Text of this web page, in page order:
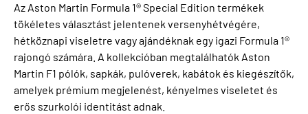
Az Aston Martin Formula 1® Special Edition termékek
tökéletes választást jelentenek versenyhétvégére,
hétköznapi viseletre vagy ajándéknak egy igazi Formula 1®
rajongó számára. A kollekcióban megtalálhatók Aston
Martin F1 pólók, sapkák, pulóverek, kabátok és kiegészítők,
amelyek prémium megjelenést, kényelmes viseletet és
erős szurkolói identitást adnak.